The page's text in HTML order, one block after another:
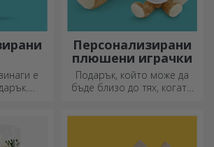
е
Персонализирани
плюшени играчки
Подарък, който може да
бъде близо до тях, когато
за гушкане!